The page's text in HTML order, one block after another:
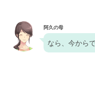
阿久の母
なら、今から